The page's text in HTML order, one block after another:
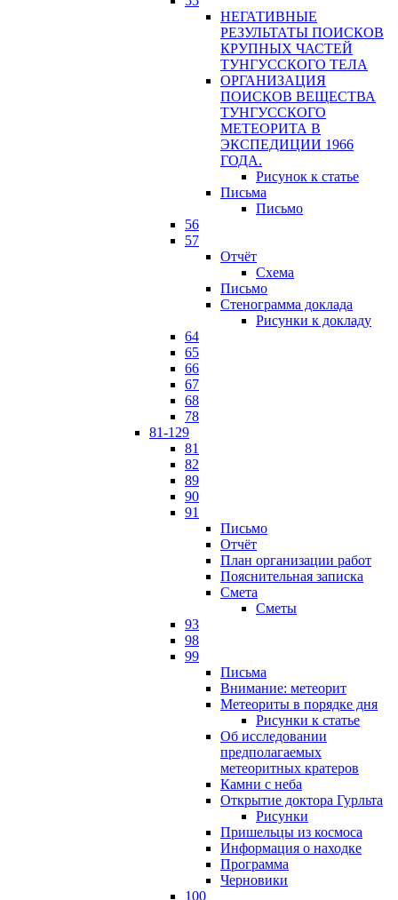
НЕГАТИВНЫЕ
РЕЗУЛЬТАТЫ ПОИСКОВ
КРУПНЫХ ЧАСТЕЙ
ТУНГУССКОГО ТЕЛА
ОРГАНИЗАЦИЯ
ПОИСКОВ ВЕЩЕСТВА
ТУНГУССКОГО
МЕТЕОРИТА В
ЭКСПЕДИЦИИ 1966
ГОДА.
Рисунок к статье
Письма
Письмо
56
57
Отчёт
Схема
Письмо
Стенограмма доклада
Рисунки к докладу
64
65
66
67
68
78
81-129
81
82
89
90
91
Письмо
Отчёт
План организации работ
Пояснительная записка
Смета
Сметы
93
98
99
Письма
Внимание: метеорит
Метеориты в порядке дня
Рисунки к статье
Об исследовании
предполагаемых
метеоритных кратеров
Камни с неба
Открытие доктора Гурльта
Рисунки
Пришельцы из космоса
Информация о находке
Программа
Черновики
100